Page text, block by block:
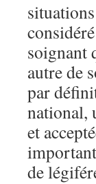
soignant
autre de
par
national,
et
de